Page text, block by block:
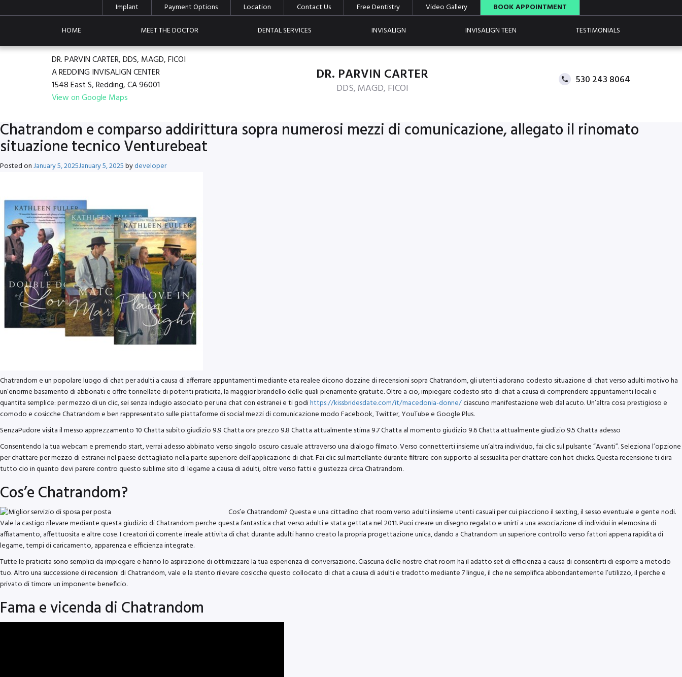
Implant Payment Options Location Contact Us Free Dentistry Video Gallery
BOOK APPOINTMENT
HOME
MEET THE DOCTOR DENTAL SERVICES INVISALIGN INVISALIGN TEEN TESTIMONIALS
DR. PARVIN CARTER, DDS, MAGD, FICOI
A REDDING INVISALIGN CENTER
1548 East S, Redding, CA 96001
View on Google Maps
DR. PARVIN CARTER
DDS, MAGD, FICOI
530 243 8064
Chatrandom e comparso addirittura sopra numerosi mezzi di comunicazione, allegato il rinomato
situazione tecnico Venturebeat
Posted onJanuary 5, 2025January 5, 2025bydeveloper
Chatrandom e un popolare luogo di chat per adulti a causa di afferrare appuntamenti mediante eta realee dicono dozzine di recensioni sopra Chatrandom, gli utenti adorano codesto situazione di chat verso adulti motivo ha
un’enorme basamento di abbonati e offre tonnellate di potenti praticita, la maggior brandello delle quali pienamente gratuite. Oltre a cio, impiegare codesto sito di chat a causa di comprendere appuntamenti locali e
quantita semplice: per mezzo di un clic, sei senza indugio associato per una chat con estranei e ti godihttps://kissbridesdate.com/it/macedonia-donne/ciascuno manifestazione web dal acuto. Un’altra cosa prestigioso e
comodo e cosicche Chatrandom e ben rappresentato sulle piattaforme di social mezzi di comunicazione modo Facebook, Twitter, YouTube e Google Plus.
SenzaPudore visita il messo apprezzamento 10 Chatta subito giudizio 9.9 Chatta ora prezzo 9.8 Chatta attualmente stima 9.7 Chatta al momento giudizio 9.6 Chatta attualmente giudizio 9.5 Chatta adesso
Consentendo la tua webcam e premendo start, verrai adesso abbinato verso singolo oscuro casuale attraverso una dialogo filmato. Verso connetterti insieme un’altra individuo, fai clic sul pulsante “Avanti”. Seleziona l’opzione
per chattare per mezzo di estranei nel paese dettagliato nella parte superiore dell’applicazione di chat. Fai clic sul martellante durante filtrare con supporto al sessualita per chattare con hot chicks. Questa recensione ti dira
tutto cio in quanto devi parere contro questo sublime sito di legame a causa di adulti, oltre verso fatti e giustezza circa Chatrandom.
Cos’e Chatrandom?
Cos’e Chatrandom? Questa e una cittadino chat room verso adulti insieme utenti casuali per cui piacciono il sexting, il sesso eventuale e gente nodi.
Vale la castigo rilevare mediante questa giudizio di Chatrandom perche questa fantastica chat verso adulti e stata gettata nel 2011. Puoi creare un disegno regalato e unirti a una associazione di individui in elemosina di
affiatamento, affettuosita e altre cose. I creatori di corrente irreale attivita di chat durante adulti hanno creato la propria progettazione unica, dando a Chatrandom un superiore controllo verso fattori appena rapidita di
legame, tempi di caricamento, apparenza e efficienza integrate.
Tutte le praticita sono semplici da impiegare e hanno lo aspirazione di ottimizzare la tua esperienza di conversazione. Ciascuna delle nostre chat room ha il adatto set di efficienza a causa di consentirti di esporre a metodo
tuo. Altro una successione di recensioni di Chatrandom, vale e la stento rilevare cosicche questo collocato di chat a causa di adulti e tradotto mediante 7 lingue, il che ne semplifica abbondantemente l’utilizzo, il perche e
privato di timore un imponente beneficio.
Fama e vicenda di Chatrandom